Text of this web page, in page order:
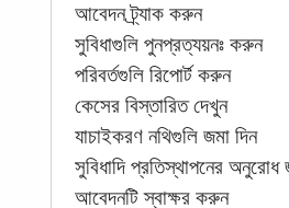
আবেদন ট্র্যাক করুন
সুবিধাগুলি পুনপ্রত্যয়নঃ করুন
পরিবর্তগুলি রিপোর্ট করুন
কেসের বিস্তারিত দেখুন
যাচাইকরণ নথিগুলি জমা দিন
সুবিধাদি প্রতিস্থাপনের অনুরোধ
আবেদনটি স্বাক্ষর করুন